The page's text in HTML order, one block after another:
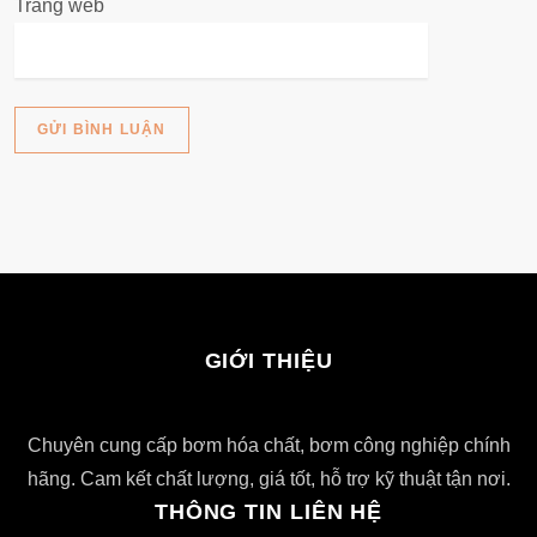
Trang web
GIỚI THIỆU
Chuyên cung cấp bơm hóa chất, bơm công nghiệp chính
hãng. Cam kết chất lượng, giá tốt, hỗ trợ kỹ thuật tận nơi.
THÔNG TIN LIÊN HỆ